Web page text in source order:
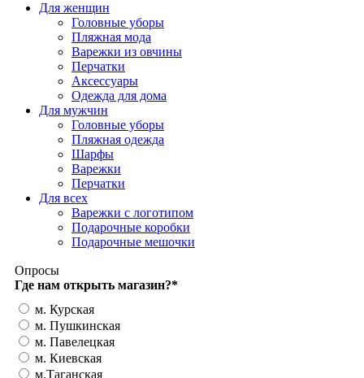
Для женщин
Головные уборы
Пляжная мода
Варежки из овчины
Перчатки
Аксессуары
Одежда для дома
Для мужчин
Головные уборы
Пляжная одежда
Шарфы
Варежки
Перчатки
Для всех
Варежки с логотипом
Подарочные коробки
Подарочные мешочки
Опросы
Где нам открыть магазин?*
м. Курская
м. Пушкинская
м. Павелецкая
м. Киевская
м.Таганская